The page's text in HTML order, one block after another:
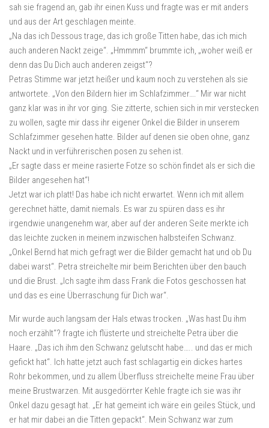
sah sie fragend an, gab ihr einen Kuss und fragte was er mit anders
und aus der Art geschlagen meinte.
„Na das ich Dessous trage, das ich große Titten habe, das ich mich
auch anderen Nackt zeige“. „Hmmmm“ brummte ich, „woher weiß er
denn das Du Dich auch anderen zeigst“?
Petras Stimme war jetzt heißer und kaum noch zu verstehen als sie
antwortete. „Von den Bildern hier im Schlafzimmer….“ Mir war nicht
ganz klar was in ihr vor ging. Sie zitterte, schien sich in mir verstecken
zu wollen, sagte mir dass ihr eigener Onkel die Bilder in unserem
Schlafzimmer gesehen hatte. Bilder auf denen sie oben ohne, ganz
Nackt und in verführerischen posen zu sehen ist.
„Er sagte dass er meine rasierte Fotze so schön findet als er sich die
Bilder angesehen hat“!
Jetzt war ich platt! Das habe ich nicht erwartet. Wenn ich mit allem
gerechnet hätte, damit niemals. Es war zu spüren dass es ihr
irgendwie unangenehm war, aber auf der anderen Seite merkte ich
das leichte zucken in meinem inzwischen halbsteifen Schwanz.
„Onkel Bernd hat mich gefragt wer die Bilder gemacht hat und ob Du
dabei warst“. Petra streichelte mir beim Berichten über den bauch
und die Brust. „Ich sagte ihm dass Frank die Fotos geschossen hat
und das es eine Überraschung für Dich war“.
Mir wurde auch langsam der Hals etwas trocken. „Was hast Du ihm
noch erzählt“? fragte ich flüsterte und streichelte Petra über die
Haare. „Das ich ihm den Schwanz gelutscht habe….. und das er mich
gefickt hat“. Ich hatte jetzt auch fast schlagartig ein dickes hartes
Rohr bekommen, und zu allem Überfluss streichelte meine Frau über
meine Brustwarzen. Mit ausgedörrter Kehle fragte ich sie was ihr
Onkel dazu gesagt hat. „Er hat gemeint ich wäre ein geiles Stück, und
er hat mir dabei an die Titten gepackt“. Mein Schwanz war zum